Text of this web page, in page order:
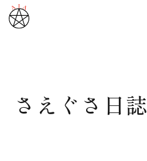
武道と医道
さえぐさ日誌